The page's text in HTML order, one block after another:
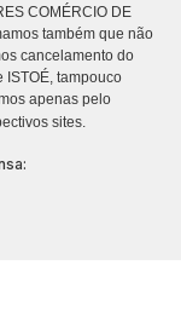
COMÉRCIO DE
também que não
cancelamento do
ISTOÉ, tampouco
apenas pelo
sites.